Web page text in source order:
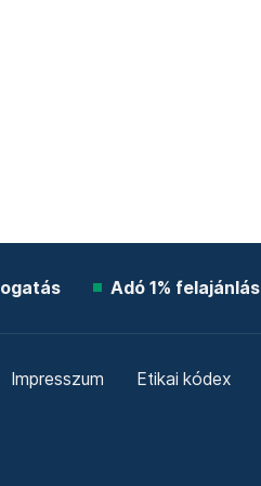
Adó 1% felajánlás
Impresszum Etikai kódex